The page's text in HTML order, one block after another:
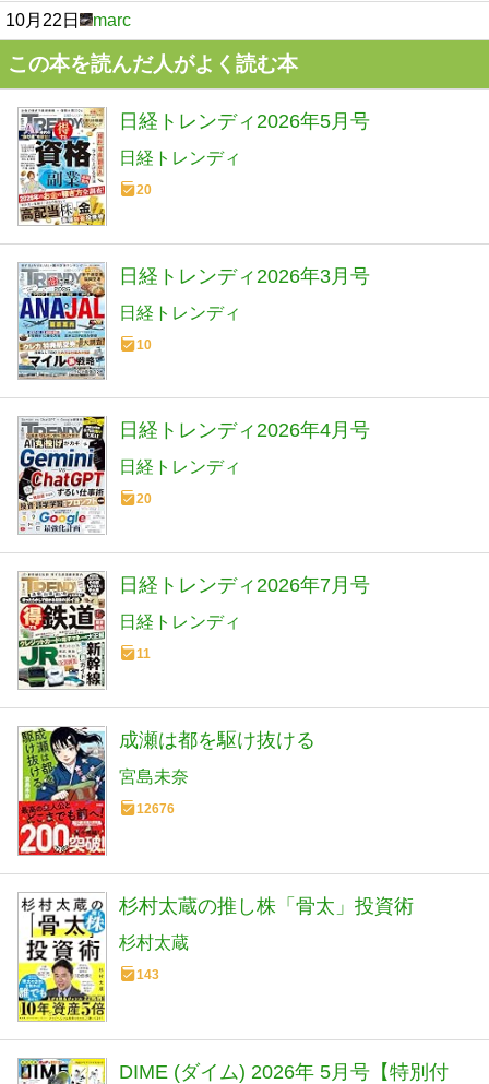
10月22日 marc
この本を読んだ人がよく読む本
日経トレンディ2026年5月号
日経トレンディ
20
日経トレンディ2026年3月号
日経トレンディ
10
日経トレンディ2026年4月号
日経トレンディ
20
日経トレンディ2026年7月号
日経トレンディ
11
成瀬は都を駆け抜ける
宮島未奈
12676
杉村太蔵の推し株「骨太」投資術
杉村太蔵
143
DIME (ダイム) 2026年 5月号【特別付